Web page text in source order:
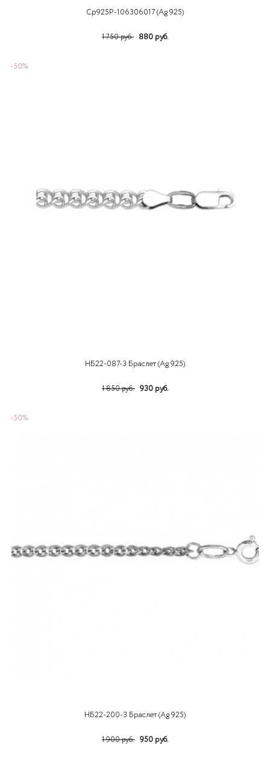
Ср925Р-106306017 (Ag 925)
1 750 руб. 880 руб.
-50%
НБ22-087-3 Браслет (Ag 925)
1 850 руб. 930 руб.
-50%
НБ22-200-3 Браслет (Ag 925)
1 900 руб. 950 руб.